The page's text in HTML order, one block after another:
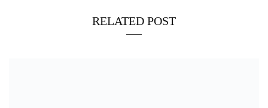
RELATED POST